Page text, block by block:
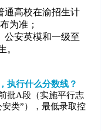
通高校在渝招生计
为准；
公安英模和一级至
。
执行什么分数线？
批A段（实施平行志
类”），最低录取控